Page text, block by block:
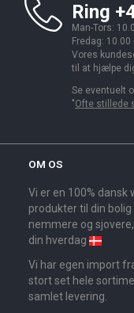
Ring
Man-Tors:
Fredag: 10.00
Vores
til at hjælpe
Se eventuelt
"Ofte stillede
OM OS
Vi er en 100% dansk
produkter til din
nemmere og
din hverdag
Vi har egen import
stort set hele
samlet levering.